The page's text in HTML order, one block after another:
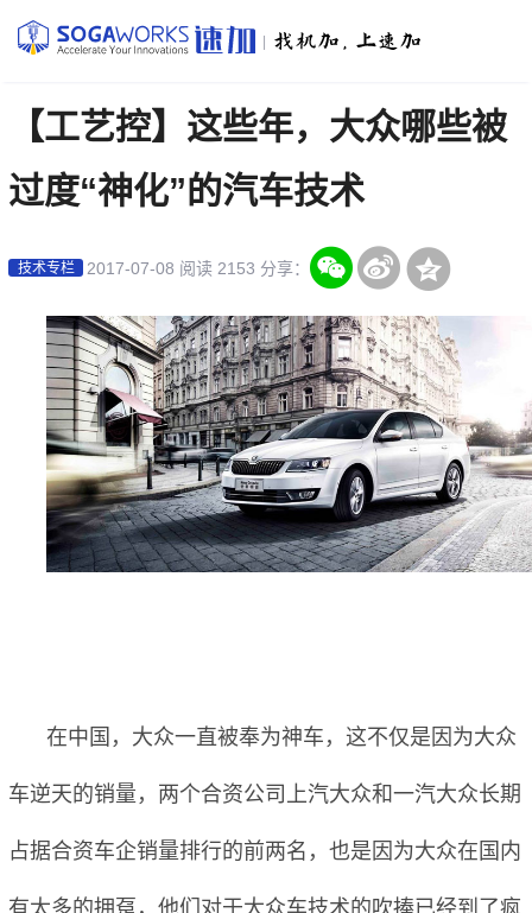
【工艺控】这些年，大众哪些被
过度“神化”的汽车技术
技术专栏 2017-07-08 阅读 2153 分享：
在中国，大众一直被奉为神车，这不仅是因为大众
车逆天的销量，两个合资公司上汽大众和一汽大众长期
占据合资车企销量排行的前两名，也是因为大众在国内